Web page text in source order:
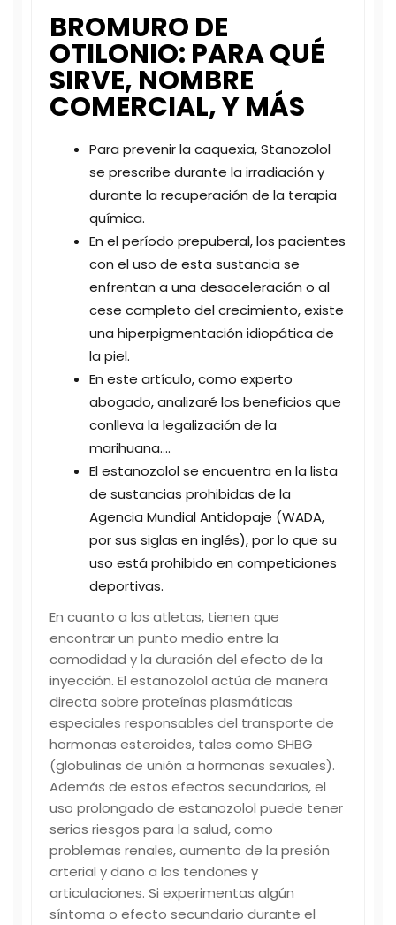
BROMURO DE
OTILONIO: PARA QUÉ
SIRVE, NOMBRE
COMERCIAL, Y MÁS
Para prevenir la caquexia, Stanozolol
se prescribe durante la irradiación y
durante la recuperación de la terapia
química.
En el período prepuberal, los pacientes
con el uso de esta sustancia se
enfrentan a una desaceleración o al
cese completo del crecimiento, existe
una hiperpigmentación idiopática de
la piel.
En este artículo, como experto
abogado, analizaré los beneficios que
conlleva la legalización de la
marihuana….
El estanozolol se encuentra en la lista
de sustancias prohibidas de la
Agencia Mundial Antidopaje (WADA,
por sus siglas en inglés), por lo que su
uso está prohibido en competiciones
deportivas.
En cuanto a los atletas, tienen que
encontrar un punto medio entre la
comodidad y la duración del efecto de la
inyección. El estanozolol actúa de manera
directa sobre proteínas plasmáticas
especiales responsables del transporte de
hormonas esteroides, tales como SHBG
(globulinas de unión a hormonas sexuales).
Además de estos efectos secundarios, el
uso prolongado de estanozolol puede tener
serios riesgos para la salud, como
problemas renales, aumento de la presión
arterial y daño a los tendones y
articulaciones. Si experimentas algún
síntoma o efecto secundario durante el